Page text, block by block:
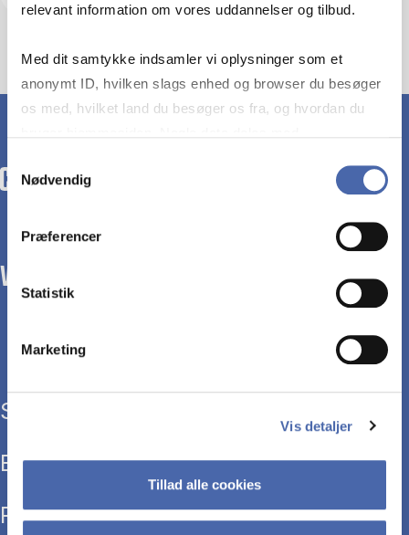
relevant information om vores uddannelser og tilbud.
Med dit samtykke indsamler vi oplysninger som et
anonymt ID, hvilken slags enhed og browser du besøger
os med, hvilket land du besøger os fra, og hvordan du
markedsføring. Du bestemmer selv - og kan altid trække
Nødvendig
Præferencer
Statistik
Marketing
Vis detaljer
Tillad alle cookies
WE TRANSFORM SOCIETY WITH BUSINESS.
Study programmes
Executive education
Research